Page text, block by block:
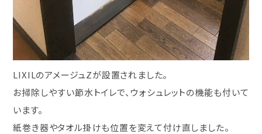
LIXILのアメージュZが設置されました。
お掃除しやすい節水トイレで、ウォシュレットの機能も付いて
います。
紙巻き器やタオル掛けも位置を変えて付け直しました。